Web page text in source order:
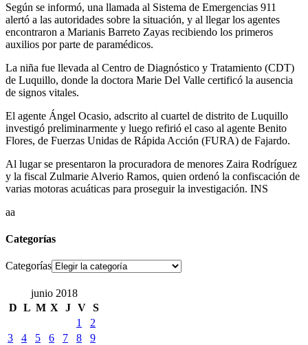
Según se informó, una llamada al Sistema de Emergencias 911
alertó a las autoridades sobre la situación, y al llegar los agentes
encontraron a Marianis Barreto Zayas recibiendo los primeros
auxilios por parte de paramédicos.
La niña fue llevada al Centro de Diagnóstico y Tratamiento (CDT)
de Luquillo, donde la doctora Marie Del Valle certificó la ausencia
de signos vitales.
El agente Ángel Ocasio, adscrito al cuartel de distrito de Luquillo
investigó preliminarmente y luego refirió el caso al agente Benito
Flores, de Fuerzas Unidas de Rápida Acción (FURA) de Fajardo.
Al lugar se presentaron la procuradora de menores Zaira Rodríguez
y la fiscal Zulmarie Alverio Ramos, quien ordenó la confiscación de
varias motoras acuáticas para proseguir la investigación. INS
aa
Categorías
Categorías
junio 2018
D L M X J V S
1
2
3
4 5 6 7 8
9